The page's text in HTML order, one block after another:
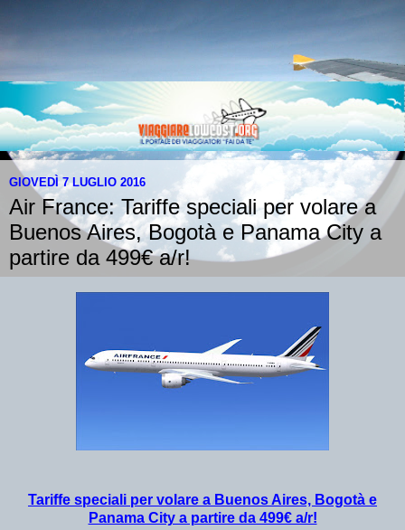
GIOVEDÌ 7 LUGLIO 2016
Air France: Tariffe speciali per volare a
Buenos Aires, Bogotà e Panama City a
partire da 499€ a/r!
Tariffe speciali per volare a Buenos Aires, Bogotà e
Panama City a partire da 499€ a/r!